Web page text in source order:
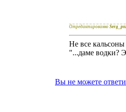
Отредактированно
Не все
"...даме водки?
Вы не можете